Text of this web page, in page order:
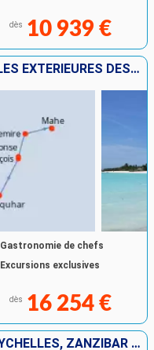
dès 10 939 €
ZANZIBAR, TANZANIE ET LES ÎLES EXTÉRIEURES DES SEYCHELLES
Gastronomie de chefs
Excursions exclusives
dès 16 254 €
LES ÎLES EXTÉRIEURES DES SEYCHELLES, ZANZIBAR ET TANZANIE